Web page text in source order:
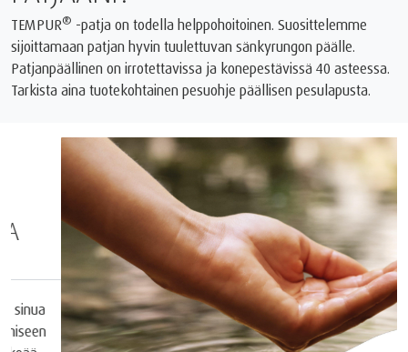
TEMPUR® ️ -patja on todella helppohoitoinen. Suosittelemme
sijoittamaan patjan hyvin tuulettuvan sänkyrungon päälle.
Patjanpäällinen on irrotettavissa ja konepestävissä 40 asteessa.
Tarkista aina tuotekohtainen pesuohje päällisen pesulapusta.